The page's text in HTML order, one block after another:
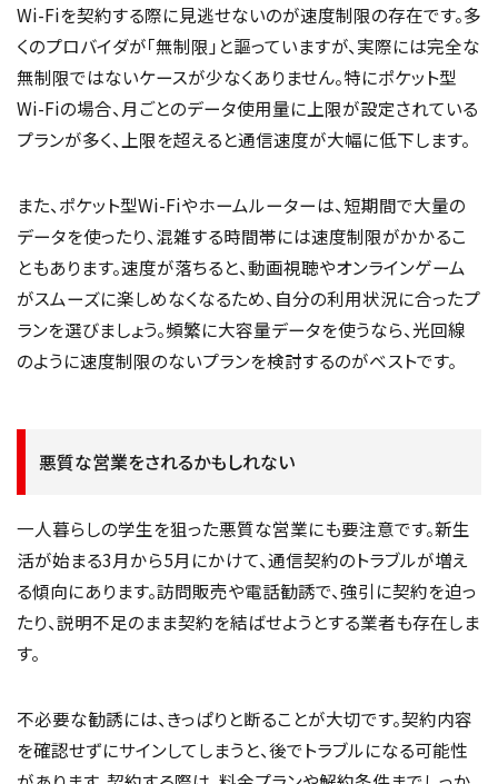
Wi-Fiを契約する際に見逃せないのが速度制限の存在です。多
くのプロバイダが「無制限」と謳っていますが、実際には完全な
無制限ではないケースが少なくありません。特にポケット型
Wi-Fiの場合、月ごとのデータ使用量に上限が設定されている
プランが多く、上限を超えると通信速度が大幅に低下します。
また、ポケット型Wi-Fiやホームルーターは、短期間で大量の
データを使ったり、混雑する時間帯には速度制限がかかるこ
ともあります。速度が落ちると、動画視聴やオンラインゲーム
がスムーズに楽しめなくなるため、自分の利用状況に合ったプ
ランを選びましょう。頻繁に大容量データを使うなら、光回線
のように速度制限のないプランを検討するのがベストです。
悪質な営業をされるかもしれない
一人暮らしの学生を狙った悪質な営業にも要注意です。新生
活が始まる3月から5月にかけて、通信契約のトラブルが増え
る傾向にあります。訪問販売や電話勧誘で、強引に契約を迫っ
たり、説明不足のまま契約を結ばせようとする業者も存在しま
す。
不必要な勧誘には、きっぱりと断ることが大切です。契約内容
を確認せずにサインしてしまうと、後でトラブルになる可能性